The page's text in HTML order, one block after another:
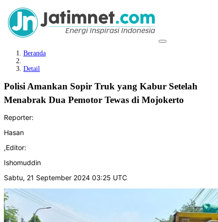
Beranda
Detail
Polisi Amankan Sopir Truk yang Kabur Setelah
Menabrak Dua Pemotor Tewas di Mojokerto
Reporter:
Hasan
,Editor:
Ishomuddin
Sabtu, 21 September 2024 03:25 UTC